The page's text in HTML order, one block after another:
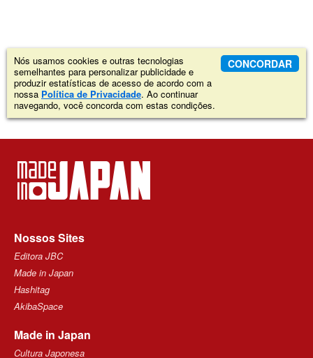
Nós usamos cookies e outras tecnologias
semelhantes para personalizar publicidade e
produzir estatísticas de acesso de acordo com a
nossa Política de Privacidade. Ao continuar
navegando, você concorda com estas condições.
CONCORDAR
Nossos Sites
Editora JBC
Made in Japan
Hashitag
AkibaSpace
Made in Japan
Cultura Japonesa